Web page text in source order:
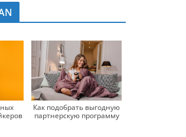
Как подобрать выгодную
партнерскую программу